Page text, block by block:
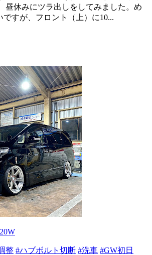
昼休みにツラ出しをしてみました。め
ですが、フロント（上）に10...
整 #ハブボルト切断 #洗車 #GW初日